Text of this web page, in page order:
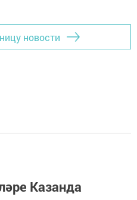
новости
Казанда